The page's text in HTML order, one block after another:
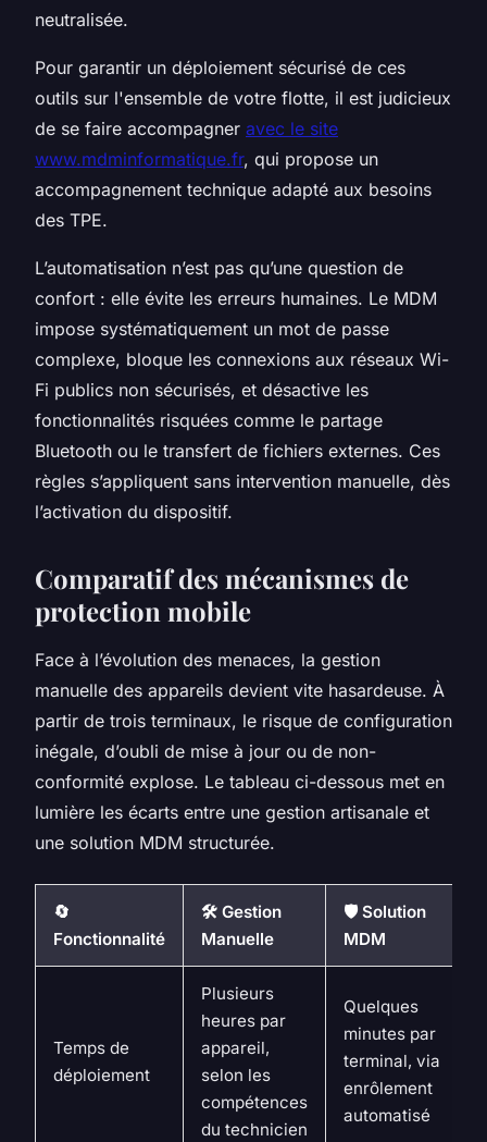
neutralisée.
Pour garantir un déploiement sécurisé de ces
outils sur l'ensemble de votre flotte, il est judicieux
de se faire accompagner avec le site
www.mdminformatique.fr, qui propose un
accompagnement technique adapté aux besoins
des TPE.
L’automatisation n’est pas qu’une question de
confort : elle évite les erreurs humaines. Le MDM
impose systématiquement un mot de passe
complexe, bloque les connexions aux réseaux Wi-
Fi publics non sécurisés, et désactive les
fonctionnalités risquées comme le partage
Bluetooth ou le transfert de fichiers externes. Ces
règles s’appliquent sans intervention manuelle, dès
l’activation du dispositif.
Comparatif des mécanismes de
protection mobile
Face à l’évolution des menaces, la gestion
manuelle des appareils devient vite hasardeuse. À
partir de trois terminaux, le risque de configuration
inégale, d’oubli de mise à jour ou de non-
conformité explose. Le tableau ci-dessous met en
lumière les écarts entre une gestion artisanale et
une solution MDM structurée.
🔄
Fonctionnalité
🛠️ Gestion
Manuelle
🛡️ Solution
MDM
Temps de
déploiement
Plusieurs
heures par
appareil,
selon les
compétences
du technicien
Quelques
minutes par
terminal, via
enrôlement
automatisé